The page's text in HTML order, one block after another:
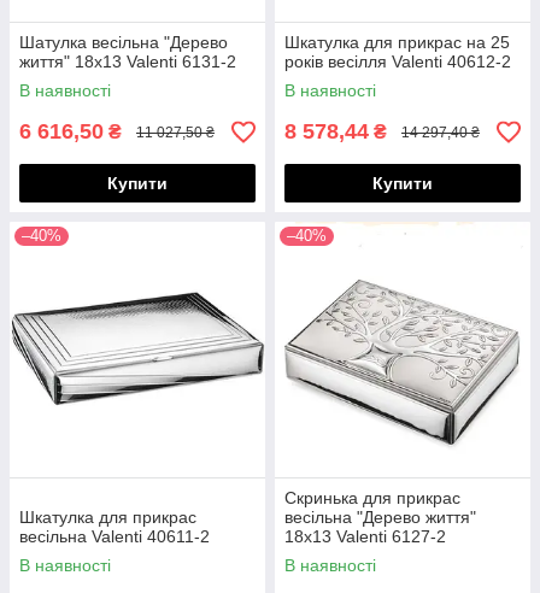
Шатулка весільна "Дерево
життя" 18х13 Valenti 6131-2
В наявності
6 616,50 ₴ 11 027,50 ₴
Купити
Шкатулка для прикрас на 25
років весілля Valenti 40612-2
В наявності
8 578,44 ₴ 14 297,40 ₴
Купити
–40%
Шкатулка для прикрас
весільна Valenti 40611-2
В наявності
–40%
Скринька для прикрас
весільна "Дерево життя"
18х13 Valenti 6127-2
В наявності